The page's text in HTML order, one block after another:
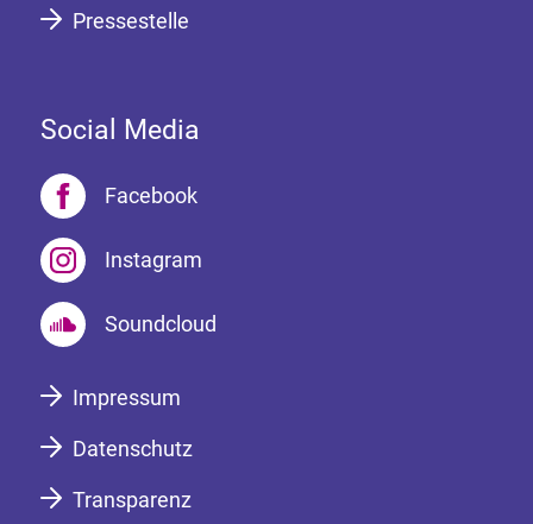
Pressestelle
Social Media
Facebook
Instagram
Soundcloud
Impressum
Datenschutz
Transparenz